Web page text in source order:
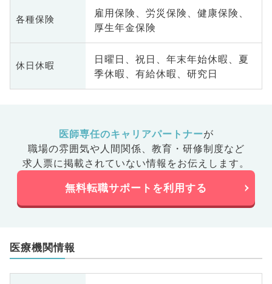
各種保険
雇用保険、労災保険、健康保険、
厚生年金保険
休日休暇
日曜日、祝日、年末年始休暇、夏
季休暇、有給休暇、研究日
医師専任のキャリアパートナーが
職場の雰囲気や人間関係、 教育・研修制度など
求人票に掲載されていない情報をお伝えします。
無料転職サポートを利用する
医療機関情報